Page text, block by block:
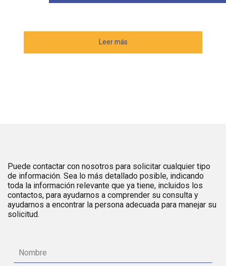
Leer más
Puede contactar con nosotros para solicitar cualquier tipo
de información. Sea lo más detallado posible, indicando
toda la información relevante que ya tiene, incluidos los
contactos, para ayudarnos a comprender su consulta y
ayudarnos a encontrar la persona adecuada para manejar su
solicitud.